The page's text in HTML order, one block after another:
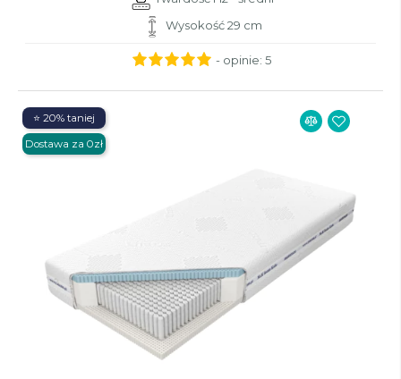
Wysokość 29 cm
- opinie: 5
⭐ 20% taniej
Dostawa za 0zł